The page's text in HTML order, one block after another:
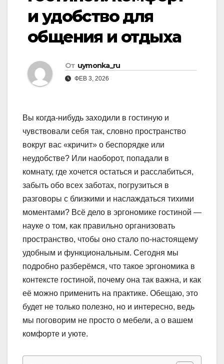
и удобство для
общения и отдыха
От uymonka_ru
ФЕВ 3, 2026
Вы когда-нибудь заходили в гостиную и
чувствовали себя так, словно пространство
вокруг вас «кричит» о беспорядке или
неудобстве? Или наоборот, попадали в
комнату, где хочется остаться и расслабиться,
забыть обо всех заботах, погрузиться в
разговоры с близкими и наслаждаться тихими
моментами? Всё дело в эргономике гостиной —
науке о том, как правильно организовать
пространство, чтобы оно стало по-настоящему
удобным и функциональным. Сегодня мы
подробно разберёмся, что такое эргономика в
контексте гостиной, почему она так важна, и как
её можно применить на практике. Обещаю, это
будет не только полезно, но и интересно, ведь
мы поговорим не просто о мебели, а о вашем
комфорте и уюте.